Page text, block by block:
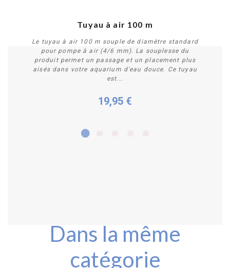
Plus de détails
Tuyau à air 100 m
Le tuyau à air 100 m souple de diamètre standard
pour pompe à air (4/6 mm). La souplesse du
produit permet un passage et un placement plus
aisés dans votre aquarium d'eau douce. Ce tuyau
est...
19,95 €
Dans la même
catégorie